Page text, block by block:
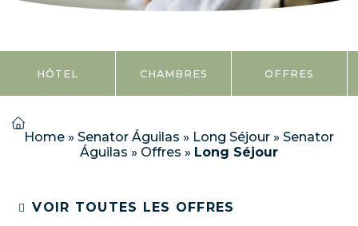
HÔTEL CHAMBRES OFFRES
Home » Senator Águilas » Long Séjour » Senator
Águilas » Offres » Long Séjour
VOIR TOUTES LES OFFRES